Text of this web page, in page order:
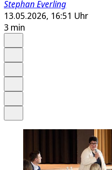
Stephan Everling
13.05.2026, 16:51 Uhr
3 min